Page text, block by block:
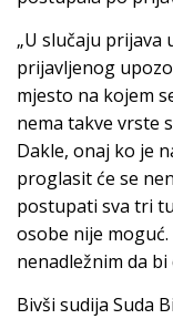
„U slučaju prijava
prijavljenog
mjesto na kojem
nema takve vrste
Dakle, onaj ko je
proglasit će se
postupati sva tri
osobe nije
nenadležnim da
Bivši sudija Suda